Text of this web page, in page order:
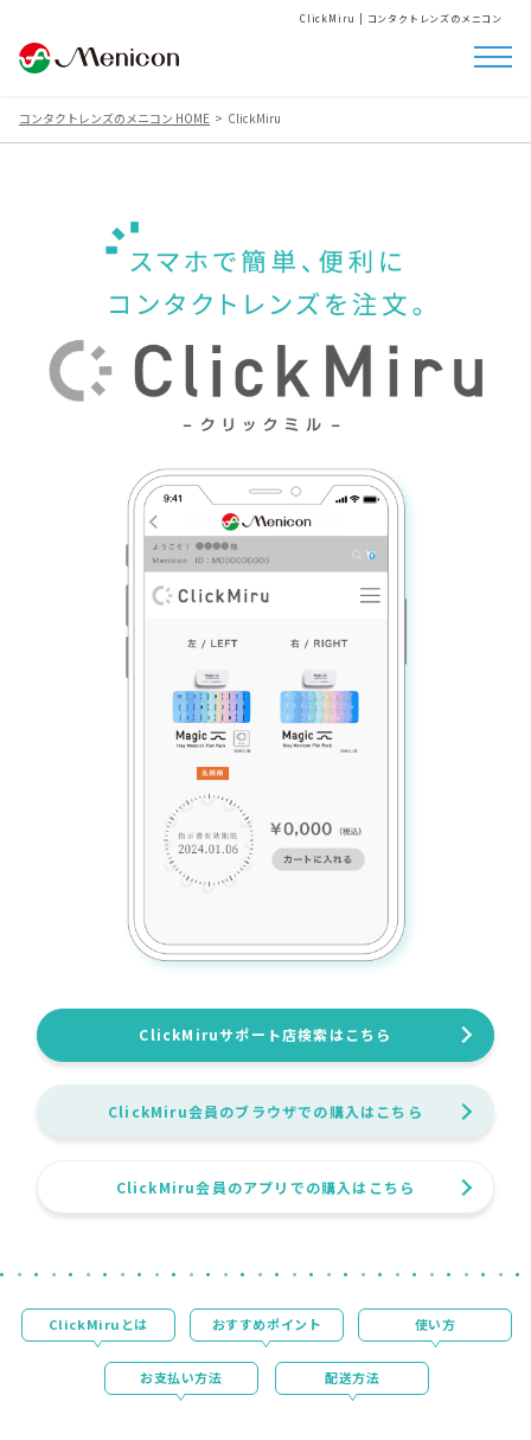
ClickMiru | コンタクトレンズのメニコン
コンタクトレンズのメニコン HOME ClickMiru
ClickMiruサポート店検索はこちら
ClickMiru会員のブラウザでの購入はこちら
ClickMiru会員のアプリでの購入はこちら
ClickMiruとは おすすめポイント 使い方
お支払い方法 配送方法